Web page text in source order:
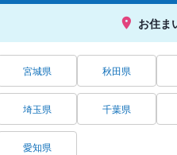
お住ま
宮城県 秋田県
埼玉県 千葉県
愛知県